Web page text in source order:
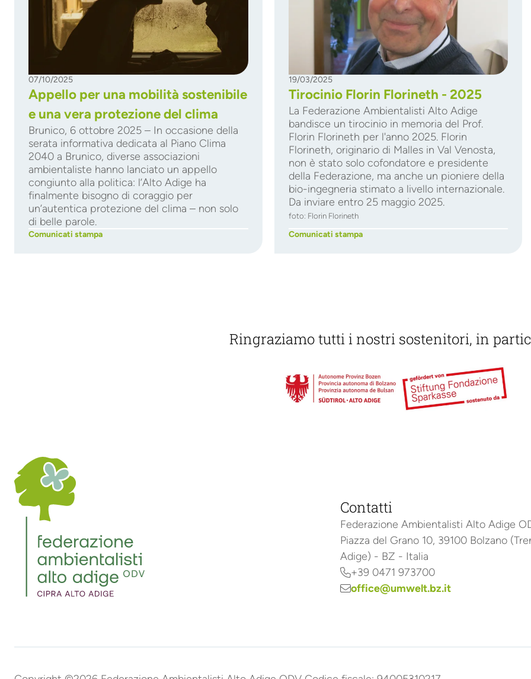
07/10/2025
Appello per una mobilità sostenibile
e una vera protezione del clima
Brunico, 6 ottobre 2025 – In occasione della
serata informativa dedicata al Piano Clima
2040 a Brunico, diverse associazioni
ambientaliste hanno lanciato un appello
congiunto alla politica: l’Alto Adige ha
finalmente bisogno di coraggio per
un’autentica protezione del clima – non solo
di belle parole.
Comunicati stampa
19/03/2025
Tirocinio Florin Florineth - 2025
La Federazione Ambientalisti Alto Adige
bandisce un tirocinio in memoria del Prof.
Florin Florineth per l'anno 2025. Florin
Florineth, originario di Malles in Val Venosta,
non è stato solo cofondatore e presidente
della Federazione, ma anche un pioniere della
bio-ingegneria stimato a livello internazionale.
Da inviare entro 25 maggio 2025.
foto: Florin Florineth
Comunicati stampa
Ringraziamo tutti i nostri sostenitori, in
Contatti
Federazione Ambientalisti Alto Adige
Piazza del Grano 10, 39100 Bolzano
Adige) - BZ - Italia
+39 0471 973700
office@umwelt.bz.it